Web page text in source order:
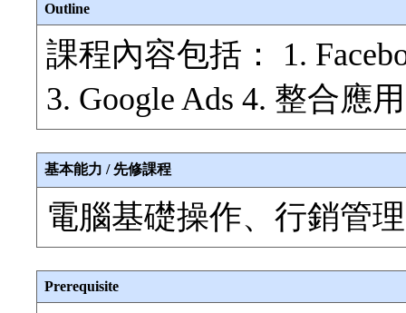
Outline
課程內容包括： 1.
3. Google Ads 4. 整合應用
基本能力 / 先修課程
電腦基礎操作、行銷管
Prerequisite